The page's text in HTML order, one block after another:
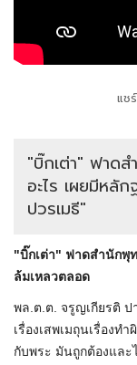
แช
"บิ๊กเต่า" ฟาดส
อะไร เผยมีหลั
ปวรเมธี"
"บิ๊กเต่า" ฟาดสำนักพุ
ล้มเหลวตลอด
พล.ต.ต. จรูญเกียรติ ป
เรื่องเสพเมถุนเรื่องท
กับพระ มันถูกต้องและ